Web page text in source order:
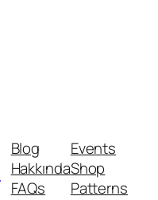
Blog
Hakkında
FAQs
Events
Shop
Patterns